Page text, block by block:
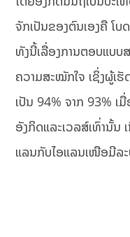
ຈັກເປັນຂອງຕົນເອງຄື ໂ
ທັງນີ້ເລື່ອງການຕອບແບບ
ຄວາມສະໝັກໃຈ ເຊິ່ງຜູ້ເ
ເປັນ 94% ຈາກ 93%
ອັງກິດແລະເວລສ໌ເທົ່ານັ້ນ
ແລນກັບໄອແລນເໜືອມີລ